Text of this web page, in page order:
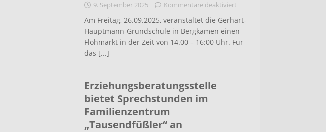
9. September 2025 Kommentare deaktiviert
Am Freitag, 26.09.2025, veranstaltet die Gerhart-
Hauptmann-Grundschule in Bergkamen einen
Flohmarkt in der Zeit von 14.00 – 16:00 Uhr. Für
das [...]
Erziehungsberatungsstelle
bietet Sprechstunden im
Familienzentrum
„Tausendfüßler“ an